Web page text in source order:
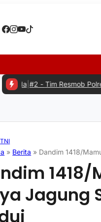
Polresta Mamuju
TNI
» Berita » Dandim 1418/
Jagung